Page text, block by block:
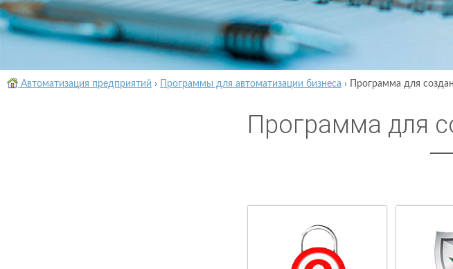
Автоматизация предприятий › Программы для автоматизации бизнеса › Программа для
Программа для